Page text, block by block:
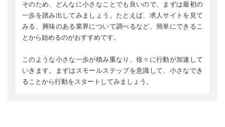
そのため、どんなに小さなことでも良いので、まずは最初の
一歩を踏み出してみましょう。たとえば、求人サイトを見て
みる、興味のある業界について調べるなど、簡単にできるこ
とから始めるのがおすすめです。
このような小さな一歩が積み重なり、徐々に行動が加速して
いきます。まずはスモールステップを意識して、小さなでき
ることから行動をスタートしてみましょう。